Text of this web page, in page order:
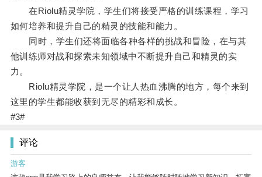
在Riolu精灵学院，学生们将接受严格的训练课程，学习
如何培养和提升自己的精灵的技能和能力。
同时，学生们还将面临各种各样的挑战和冒险，在与其
他训练师对战和探索未知领域中不断提升自己和精灵的实
力。
Riolu精灵学院，是一个让人热血沸腾的地方，每个来到
这里的学生都能收获到无尽的精彩和成长。
#3#
评论
游客